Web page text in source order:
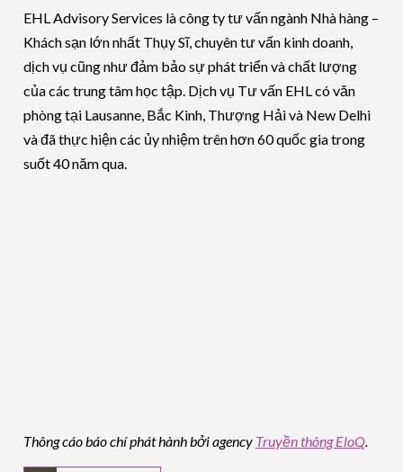
EHL Advisory Services là công ty tư vấn ngành Nhà hàng –
Khách sạn lớn nhất Thụy Sĩ, chuyên tư vấn kinh doanh,
dịch vụ cũng như đảm bảo sự phát triển và chất lượng
của các trung tâm học tập. Dịch vụ Tư vấn EHL có văn
phòng tại Lausanne, Bắc Kinh, Thượng Hải và New Delhi
và đã thực hiện các ủy nhiệm trên hơn 60 quốc gia trong
suốt 40 năm qua.
Thông cáo báo chí phát hành bởi agency Truyền thông EloQ